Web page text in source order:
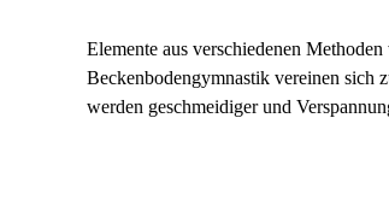
Elemente aus verschiedenen
Beckenbodengymnastik vereinen sich
werden geschmeidiger und